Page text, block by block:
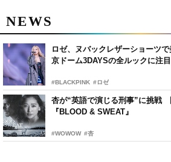
NEWS
ロゼ、ヌバックレザーショーツ
京ドーム3DAYSの全ルックに注目
#BLACKPINK #ロゼ
杏が“英語で演じる刑事”に挑戦
『BLOOD & SWEAT』
#WOWOW #杏